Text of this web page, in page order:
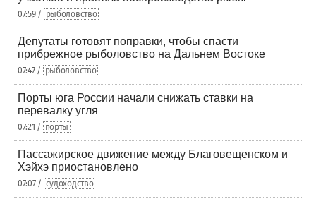
07:59 / рыболовство
Депутаты готовят поправки, чтобы спасти
прибрежное рыболовство на Дальнем Востоке
07:47 / рыболовство
Порты юга России начали снижать ставки на
перевалку угля
07:21 / порты
Пассажирское движение между Благовещенском и
Хэйхэ приостановлено
07:07 / судоходство